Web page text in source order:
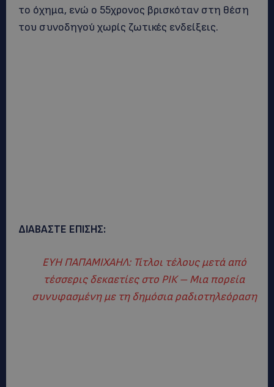
το όχημα, ενώ ο 55χρονος βρισκόταν στη θέση
του συνοδηγού χωρίς ζωτικές ενδείξεις.
ΔΙΑΒΑΣΤΕ ΕΠΙΣΗΣ:
ΕΥΗ ΠΑΠΑΜΙΧΑΗΛ: Τίτλοι τέλους μετά από
τέσσερις δεκαετίες στο ΡΙΚ – Μια πορεία
συνυφασμένη με τη δημόσια ραδιοτηλεόραση